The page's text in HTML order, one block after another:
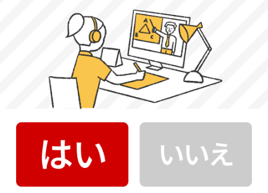
生物基礎・生物のすべての範囲から出題されるため、苦手
分野を作らないようバランスよく学習することが大切で
す。2023年度は大問4題構成で、真核生物と原核生物や光学
顕微鏡、タンパク質、免疫、被子植物、生態系、体内環境
の維持などに関する問題が出題されました。実験に関する
問題が複数出題されるため、過去問や類似問題に取り組
み、出題傾向に慣れておきましょう。